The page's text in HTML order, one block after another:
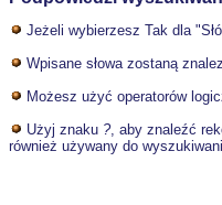
Jeżeli wybierzesz Tak dla
Wpisane słowa zostaną
Możesz użyć operatorów
Użyj znaku ?, aby znaleźć
również używany do